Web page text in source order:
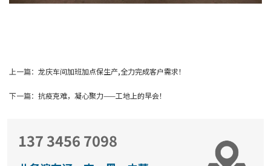
上一篇：龙庆车间加班加点保生产,全力完成客户需求！
下一篇：抗疫克难，凝心聚力——工地上的早会！
137 3456 7098